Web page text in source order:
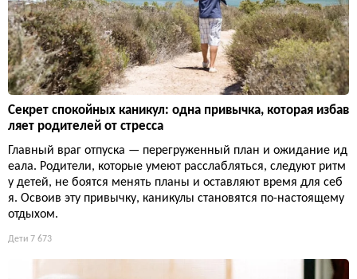
Секрет спокойных каникул: одна привычка, которая избав
ляет родителей от стресса
Главный враг отпуска — перегруженный план и ожидание ид
еала. Родители, которые умеют расслабляться, следуют ритм
у детей, не боятся менять планы и оставляют время для себ
я. Освоив эту привычку, каникулы становятся по-настоящему
отдыхом.
Дети 7 673